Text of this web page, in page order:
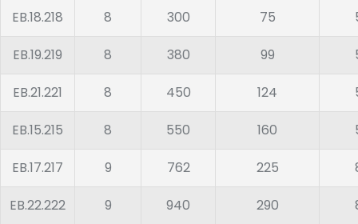
EB.18.218 8 300 75
EB.19.219 8 380 99
EB.21.221 8 450 124
EB.15.215 8 550 160
EB.17.217 9 762 225
EB.22.222 9 940 290